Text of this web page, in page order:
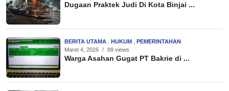
Dugaan Praktek Judi Di Kota Binjai ...
BERITA UTAMA HUKUM
PEMERINTAHAN
Maret 4, 2026 / 88 views
Warga Asahan Gugat PT Bakrie di ...